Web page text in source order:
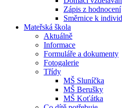
Zápis z hodnocení
Směrnice k
Mateřská škola
Aktuálně
Informace
Formuláře a dokumenty
Fotogalerie
Třídy
MŠ Sluníčka
MŠ Berušky
MŠ Koťátka